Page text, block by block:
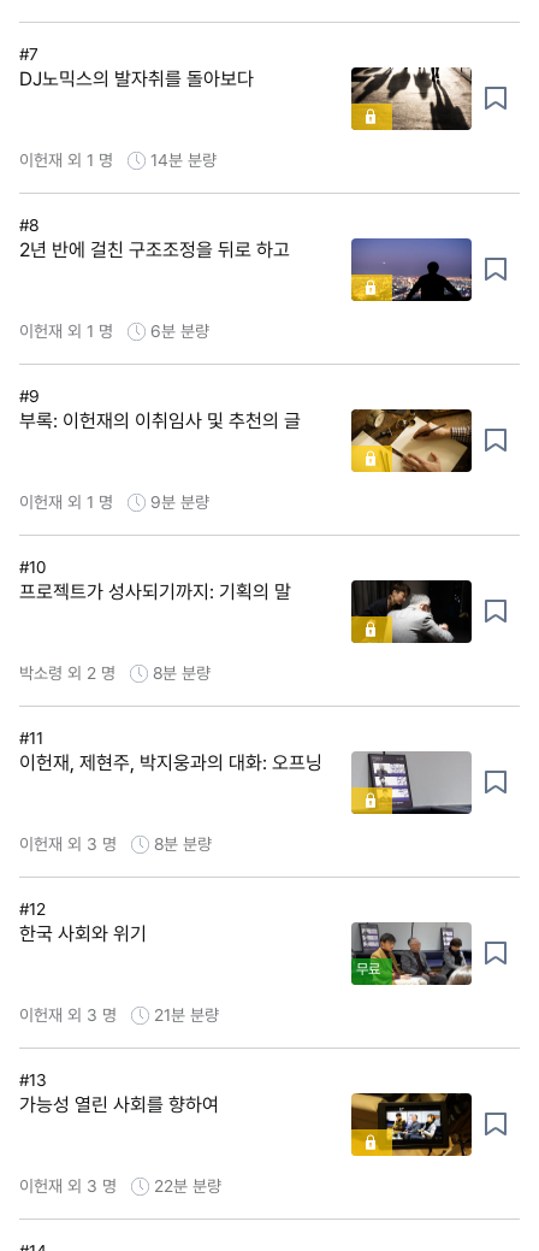
#7
DJ노믹스의 발자취를 돌아보다
이헌재 외 1 명 14분 분량
#8
2년 반에 걸친 구조조정을 뒤로 하고
이헌재 외 1 명 6분 분량
#9
부록: 이헌재의 이취임사 및 추천의 글
이헌재 외 1 명 9분 분량
#10
프로젝트가 성사되기까지: 기획의 말
박소령 외 2 명 8분 분량
#11
이헌재, 제현주, 박지웅과의 대화: 오프닝
이헌재 외 3 명 8분 분량
#12
한국 사회와 위기
무료
이헌재 외 3 명 21분 분량
#13
가능성 열린 사회를 향하여
이헌재 외 3 명 22분 분량